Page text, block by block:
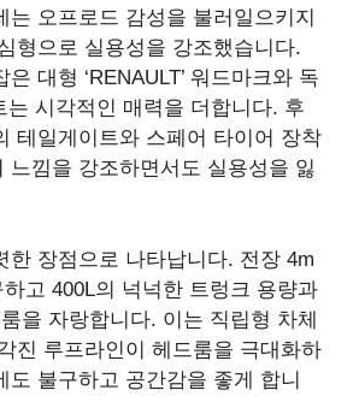
는 오프로드 감성을 불러일으키지
형으로 실용성을 강조했습니다.
대형 ‘RENAULT’ 워드마크와 독
는 시각적인 매력을 더합니다. 후
테일게이트와 스페어 타이어 장착
느낌을 강조하면서도 실용성을 잃
한 장점으로 나타납니다. 전장 4m
고 400L의 넉넉한 트렁크 용량과
을 자랑합니다. 이는 직립형 차체
진 루프라인이 헤드룸을 극대화하
도 불구하고 공간감을 좋게 합니